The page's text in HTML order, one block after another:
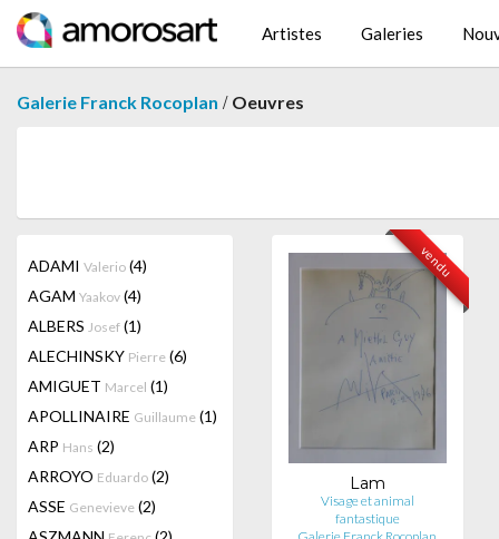
Artistes Galeries
Galerie Franck Rocoplan / Oeuvres
ADAMI Valerio (4)
AGAM Yaakov (4)
ALBERS Josef (1)
ALECHINSKY Pierre (6)
AMIGUET Marcel (1)
APOLLINAIRE Guillaume (1)
ARP Hans (2)
ARROYO Eduardo (2)
ASSE Genevieve (2)
vendu
Lam
Visage et animal
fantastique